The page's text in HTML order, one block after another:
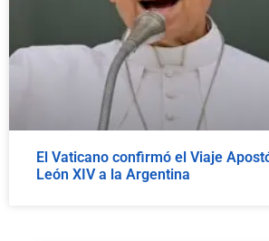
El Vaticano confirmó el Viaje
León XIV a la Argentina